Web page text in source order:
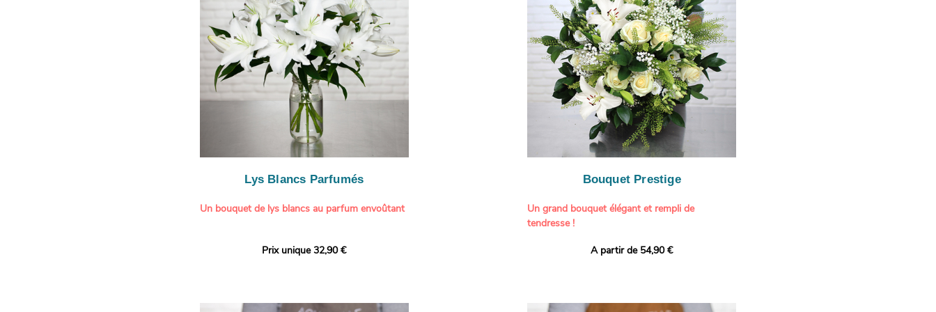
- Gâter un proche pour son anniversaire
- Célébrer une occasion spéciale
- Faire plaisir à un amateur d'art et de peinture
- Exprimer une atmosphère méditerranéenne et
colorée dans votre intérieur.
Tableau : Paul Signac,Vue de Saint-Tropez,
coucher de soleil au bois de pins, 1888
Crédits photo :classicpaintings / Alamy Stock
particulière à un proche.
Il contient :
- Des hortensias colorés (les couleurs peuvent
varier selon l’arrivage)
- Des fleurs à grosse tête, au charme intemporel
À offrir pour :
- Célébrer un anniversaire
- Remercier avec panache
- Apporter une touche florale à une maison de
Lys Blancs Parfumés
Un bouquet de lys blancs au parfum envoûtant
élégante composition de lys blancs signée
Prix unique 32,90 €
Bouquet Prestige
Un grand bouquet élégant et rempli de
tendresse !
Offrez un instant de douceur avec ce bouquet
A partir de 54,90 €